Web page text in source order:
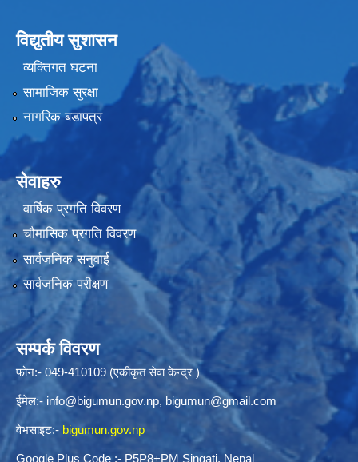
विद्युतीय सुशासन
व्यक्तिगत घटना
सामाजिक सुरक्षा
नागरिक बडापत्र
सेवाहरु
वार्षिक प्रगति विवरण
चौमासिक प्रगति विवरण
सार्वजनिक सनुवाई
सार्वजनिक परीक्षण
सम्पर्क विवरण
फोन:- 049-410109 (एकीकृत सेवा केन्द्र )
ईमेल:- info@bigumun.gov.np, bigumun@gmail.com
वेभसाइट:- bigumun.gov.np
Google Plus Code :- P5P8+PM Singati, Nepal